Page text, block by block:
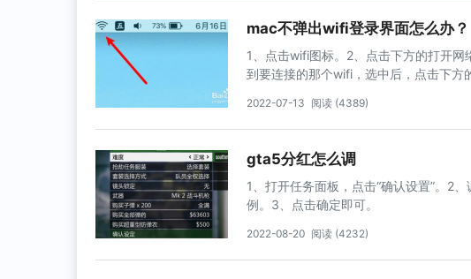
mac不弹出wifi登录界面怎么办？
1、点击wifi图标。2、点击下方的打开
到要连接的那个wifi，选中后，点击下方
2022-07-13 阅读 (4389)
gta5分红怎么调
1、打开任务面板，点击“确认设置”。2
例。3、点击确定即可。
2022-08-20 阅读 (4232)